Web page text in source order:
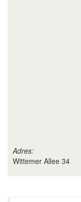
Adres:
Wittemer Allee 34